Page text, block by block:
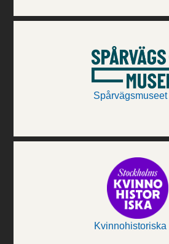
Spårvägsmuseet
Kvinnohistoriska